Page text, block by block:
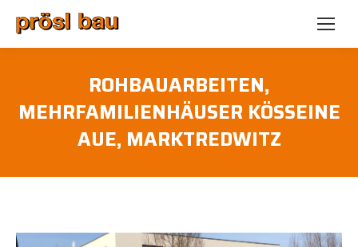
ROHBAUARBEITEN,
MEHRFAMILIENHÄUSER KÖSSEINE
AUE, MARKTREDWITZ